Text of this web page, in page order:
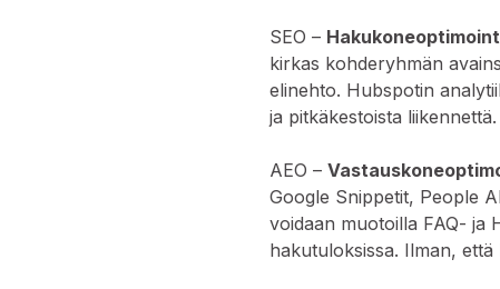
SEO –
kirkas kohderyhmän
elinehto. Hubspotin
ja pitkäkestoista liikennettä.
AEO –
Google Snippetit, People
voidaan muotoilla FAQ- ja
hakutuloksissa. Ilman,